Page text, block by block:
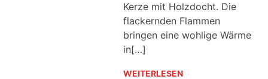
Kerze mit Holzdocht. Die
flackernden Flammen
bringen eine wohlige Wärme
in[…]
WEITERLESEN